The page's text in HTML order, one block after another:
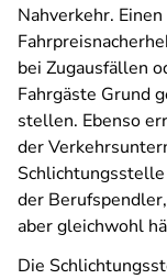
Nahverkehr.
bei Zugausfällen
Fahrgäste Grund
stellen. Ebenso
der
der
aber gleichwohl
Die